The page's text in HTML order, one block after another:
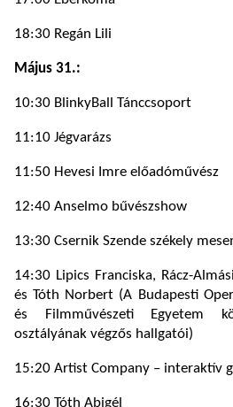
18:30 Regán Lili
Május 31.:
10:30 BlinkyBall Tánccsoport
11:10 Jégvarázs
11:50 Hevesi Imre előadóművész
12:40 Anselmo bűvészshow
13:30 Csernik Szende székely
14:30 Lipics Franciska, Rácz-
és Tóth Norbert (A Budapesti
és Filmművészeti Egyetem
osztályának végzős hallgatói)
15:20 Artist Company – interaktív
16:30 Tóth Abigél